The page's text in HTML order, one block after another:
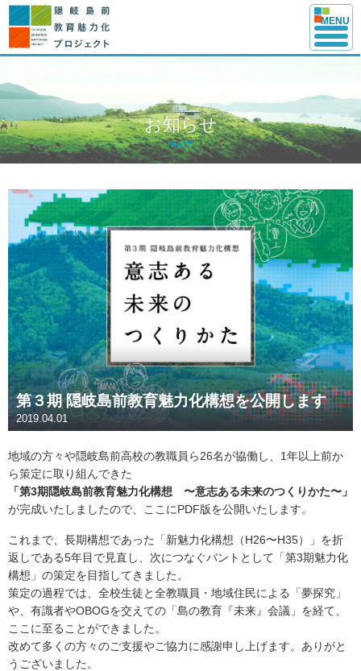
このページの本文へ
お知らせ
NEWS
MENU
第３期 隠岐島前教育魅力化構想を公開します
2019.04.01
地域の方々や隠岐島前高校の教職員ら26名が協働し、1年以上前か
ら策定に取り組んできた
「第3期隠岐島前教育魅力化構想 〜意志ある未来のつくりかた〜」
が完成いたしましたので、ここにPDF版を公開いたします。
これまで、長期構想であった「新魅力化構想（H26〜H35）」を折
返しである5年目で見直し、次につなぐバントとして「第3期魅力化
構想」の策定を目指してきました。
策定の過程では、全校生徒と全教職員・地域住民による「夢探究」
や、有識者やOBOGを交えての「島の教育『未来』会議」を経て、
ここに至ることができました。
改めて多くの方々のご支援やご協力に感謝申し上げます。ありがと
うございました。